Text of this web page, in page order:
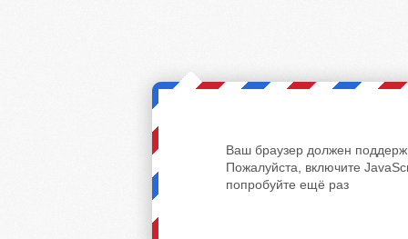
Ваш браузер должен
Пожалуйста, включите
попробуйте ещё раз